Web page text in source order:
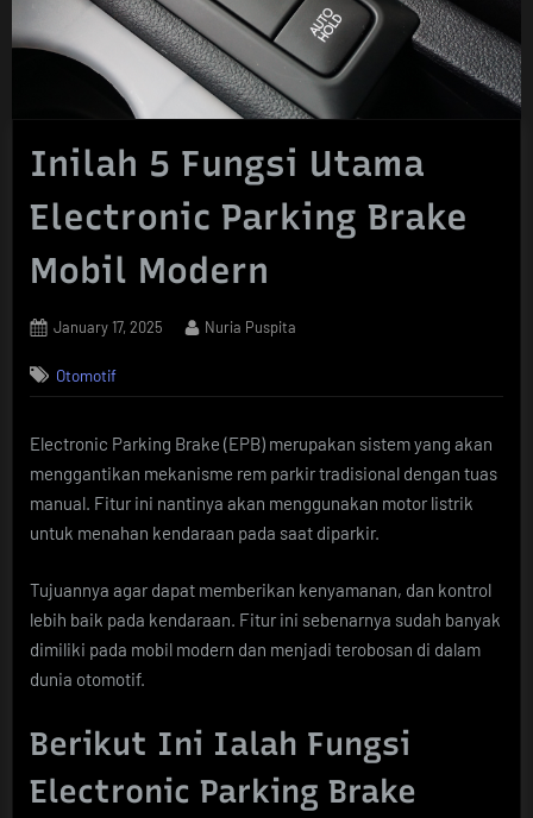
Inilah 5 Fungsi Utama
Electronic Parking Brake
Mobil Modern
Posted
January 17, 2025 By
Nuria Puspita
Otomotif
Electronic Parking Brake (EPB) merupakan sistem yang akan
menggantikan mekanisme rem parkir tradisional dengan tuas
manual. Fitur ini nantinya akan menggunakan motor listrik
untuk menahan kendaraan pada saat diparkir.
Tujuannya agar dapat memberikan kenyamanan, dan kontrol
lebih baik pada kendaraan. Fitur ini sebenarnya sudah banyak
dimiliki pada mobil modern dan menjadi terobosan di dalam
dunia otomotif.
Berikut Ini Ialah Fungsi
Electronic Parking Brake